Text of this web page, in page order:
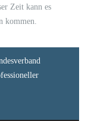
Zeit kann es
kommen.